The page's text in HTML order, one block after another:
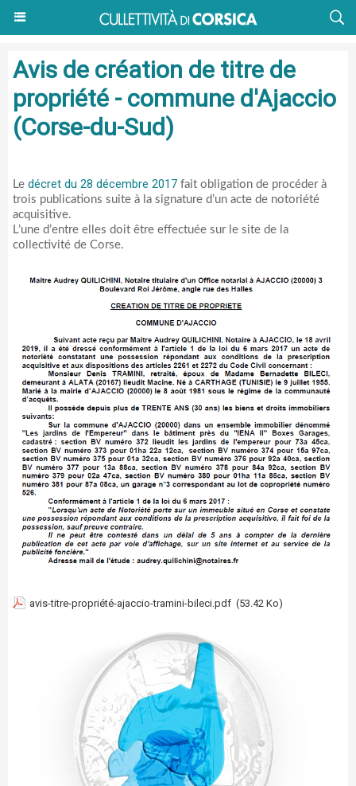
Avis de création de titre de
propriété - commune d'Ajaccio
(Corse-du-Sud)
Le décret du 28 décembre 2017 fait obligation de procéder à
trois publications suite à la signature d’un acte de notoriété
acquisitive.
L’une d’entre elles doit être effectuée sur le site de la
collectivité de Corse.
avis-titre-propriété-ajaccio-tramini-bileci.pdf (53.42 Ko)